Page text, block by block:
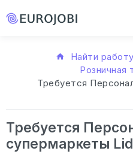
Найти работу
Розничная
Требуется
Требуется
супермаркеты